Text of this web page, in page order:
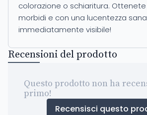
colorazione o schiaritura.
morbidi e con una lucentezza sana
immediatamente visibile!
Recensioni del prodotto
Questo prodotto non ha
primo!
Recensisci questo